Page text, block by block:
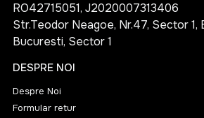
RO42715051, J2020007313406
Str.Teodor Neagoe, Nr.47, Sector 1,
Bucuresti, Sector 1
DESPRE NOI
Despre Noi
Formular retur